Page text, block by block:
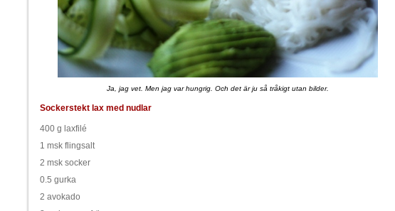
Ja, jag vet. Men jag var hungrig. Och det är ju så tråkigt utan bilder.
Sockerstekt lax med nudlar
400 g laxfilé
1 msk flingsalt
2 msk socker
0.5 gurka
2 avokado